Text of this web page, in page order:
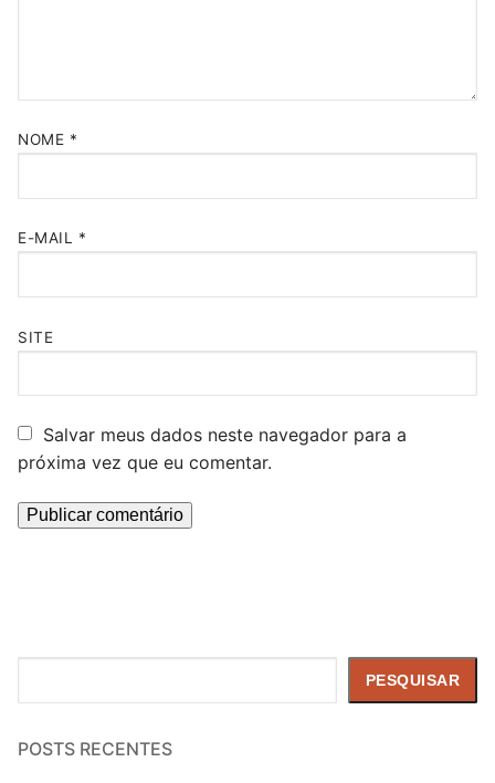
NOME *
E-MAIL *
SITE
Salvar meus dados neste navegador para a
próxima vez que eu comentar.
PESQUISAR
POSTS RECENTES